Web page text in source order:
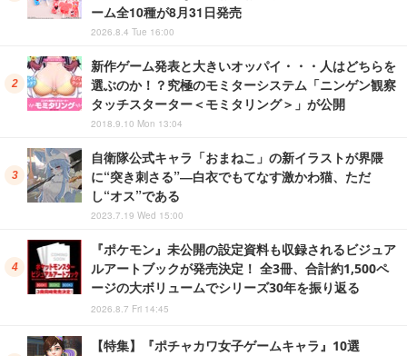
ーム全10種が8月31日発売
2026.8.4 Tue 16:00
新作ゲーム発表と大きいオッパイ・・・人はどちらを
選ぶのか！？究極のモミターシステム「ニンゲン観察
タッチスターター＜モミタリング＞」が公開
2018.9.10 Mon 13:04
自衛隊公式キャラ「おまねこ」の新イラストが界隈
に“突き刺さる”―白衣でもてなす激かわ猫、ただ
し“オス”である
2023.7.19 Wed 15:00
『ポケモン』未公開の設定資料も収録されるビジュア
ルアートブックが発売決定！ 全3冊、合計約1,500ペ
ージの大ボリュームでシリーズ30年を振り返る
2026.8.7 Fri 14:45
【特集】『ポチャカワ女子ゲームキャラ』10選